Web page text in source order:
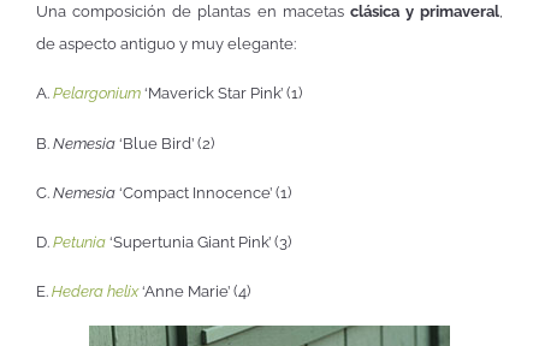
Una composición de plantas en macetasclásica y primaveral
de aspecto antiguo y muy elegante:
A. Pelargonium ‘Maverick Star Pink’ (1)
B. Nemesia ‘Blue Bird’ (2)
C. Nemesia ‘Compact Innocence’ (1)
D. Petunia ‘Supertunia Giant Pink’ (3)
E. Hedera helix‘Anne Marie’ (4)